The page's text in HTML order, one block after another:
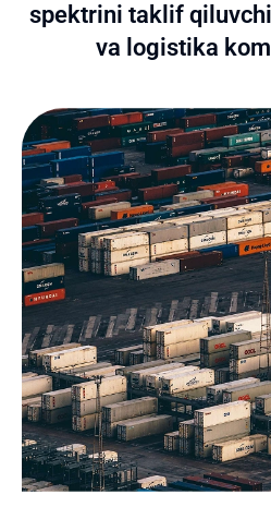
spektrini taklif
va logistika